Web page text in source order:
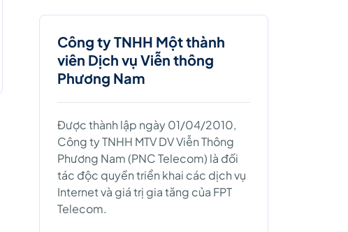
Công ty TNHH Một thành
viên Dịch vụ Viễn thông
Phương Nam
Được thành lập ngày 01/04/2010,
Công ty TNHH MTV DV Viễn Thông
Phương Nam (PNC Telecom) là đối
tác độc quyền triển khai các dịch vụ
Internet và giá trị gia tăng của FPT
Telecom.